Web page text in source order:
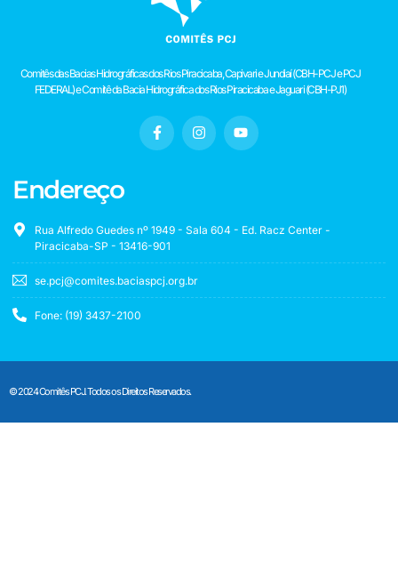
Comitês das Bacias Hidrográficas dos Rios Piracicaba, Capivari e Jundiaí (CBH-PCJ e PCJ
FEDERAL) e Comitê da Bacia Hidrográfica dos Rios Piracicaba e Jaguari (CBH-PJ1)
Endereço
Rua Alfredo Guedes nº 1949 - Sala 604 - Ed. Racz Center -
Piracicaba-SP - 13416-901
se.pcj@comites.baciaspcj.org.br
Fone: (19) 3437-2100
© 2024 Comitês PCJ. Todos os Direitos Reservados.